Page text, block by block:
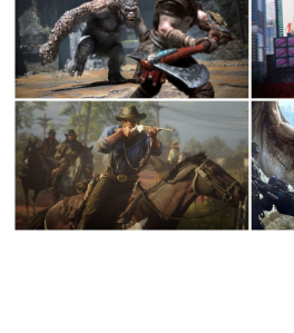
日本モバイルゲーム産
日本のモバイルゲーム史に
ルを網羅するほか、開発者
解説を掲載。約20年の歴史
若ゲのいたり〜ゲー
『うつヌケ』『ペンと箸』
一先生によるゲーム業界レ
なんでゲームは面白い
ゲーム開発者・hamatsu氏
具体的な形から解き明かし